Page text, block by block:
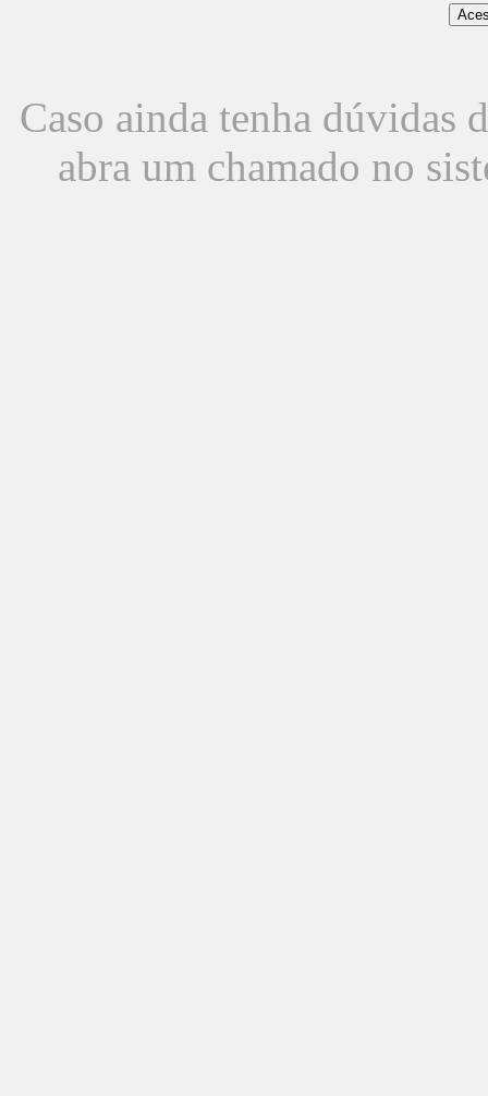
Caso ainda tenha dúvidas
abra um chamado no